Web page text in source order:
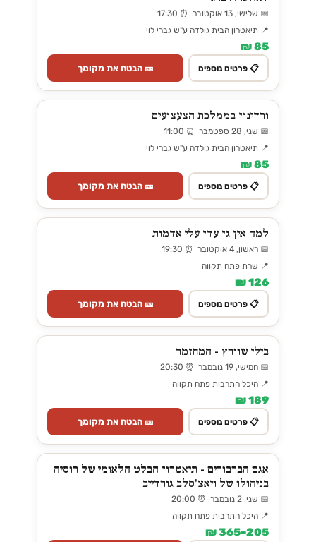
📅 שלישי, 13 אוקטובר ⏰ 17:30
📍 תיאטרון הבית גולדה ע"ש גברי לוי
85 ₪
📋 פרטים נוספים 🎫 הבטח את מקומך
ורדינון בממלכת הצעצועים
📅 שני, 28 ספטמבר ⏰ 11:00
📍 תיאטרון הבית גולדה ע"ש גברי לוי
85 ₪
📋 פרטים נוספים 🎫 הבטח את מקומך
למה אין גן עדן עלי אדמות
📅 ראשון, 4 אוקטובר ⏰ 19:30
📍 שרת פתח תקווה
126 ₪
📋 פרטים נוספים 🎫 הבטח את מקומך
בילי שוורץ - המחזמר
📅 חמישי, 19 נובמבר ⏰ 20:30
📍 היכל התרבות פתח תקווה
189 ₪
📋 פרטים נוספים 🎫 הבטח את מקומך
אגם הברבורים - תיאטרון הבלט הלאומי של רוסיה
בניהולו של ויאצ'סלב גורדייב
📅 שני, 2 נובמבר ⏰ 20:00
📍 היכל התרבות פתח תקווה
205–365 ₪